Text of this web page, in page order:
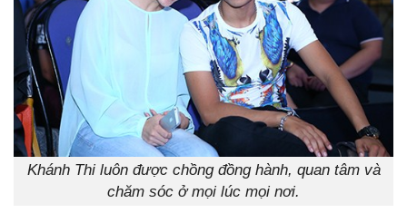
Khánh Thi luôn được chồng đồng hành, quan tâm và
chăm sóc ở mọi lúc mọi nơi.